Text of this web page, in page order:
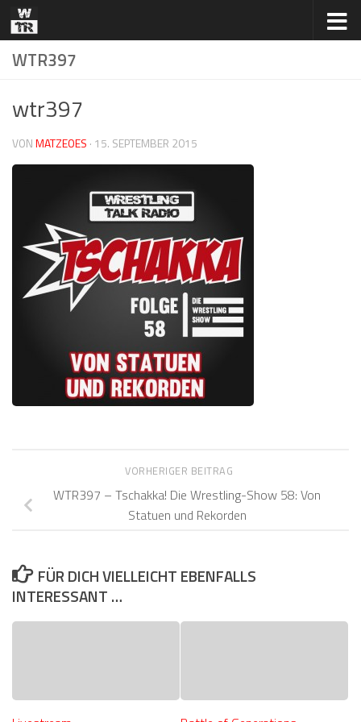
Zum Inhalt springen
WTR397
wtr397
VONMATZEOES · 15. SEPTEMBER 2015
VORHERIGER BEITRAG
WTR397 – Tschakka! Die Wrestling-Show 58: Von
Statuen und Rekorden
FÜR DICH VIELLEICHT EBENFALLS
INTERESSANT …